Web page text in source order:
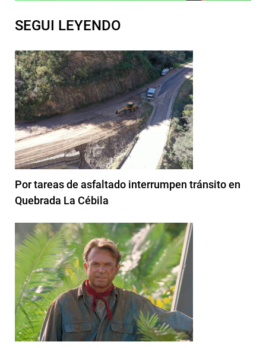
SEGUI LEYENDO
Por tareas de asfaltado interrumpen tránsito en
Quebrada La Cébila